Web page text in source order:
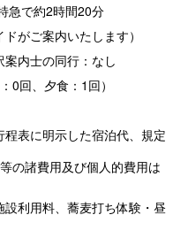
急で約2時間20分
がご案内いたします）
内士の同行：なし
0回、夕食：1回）
表に明示した宿泊代、規定
の諸費用及び個人的費用は
利用料、蕎麦打ち体験・昼